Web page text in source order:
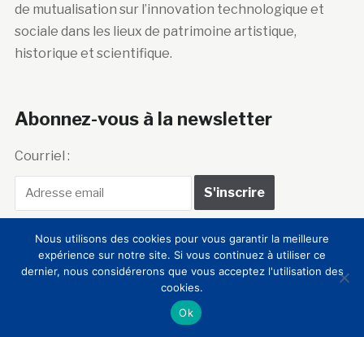
de mutualisation sur l’innovation technologique et
sociale dans les lieux de patrimoine artistique,
historique et scientifique.
Abonnez-vous à la newsletter
Courriel :
Club Innovation &
Culture CLIC France
Nous utilisons des cookies pour vous garantir la meilleure
expérience sur notre site. Si vous continuez à utiliser ce
dernier, nous considérerons que vous acceptez l'utilisation des
cookies.
Ok